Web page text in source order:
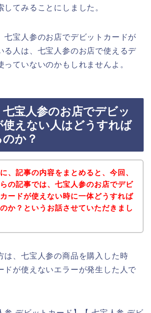
してみることにしました。
七宝人参のお店でデビットカードが
る人は、七宝人参のお店で使えるデ
っていないのかもしれませんよ。
七宝人参のお店でデビッ
使えない人はどうすれば
か？
、記事の内容をまとめると、今回、
の記事では、七宝人参のお店でデビ
ードが使えない時に一体どうすれば
か？というお話させていただきまし
は、七宝人参の商品を購入した時
ドが使えないエラーが発生した人で